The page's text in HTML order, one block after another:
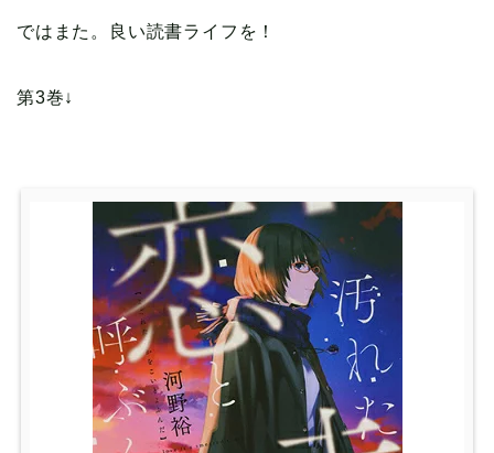
ではまた。良い読書ライフを！
第3巻↓